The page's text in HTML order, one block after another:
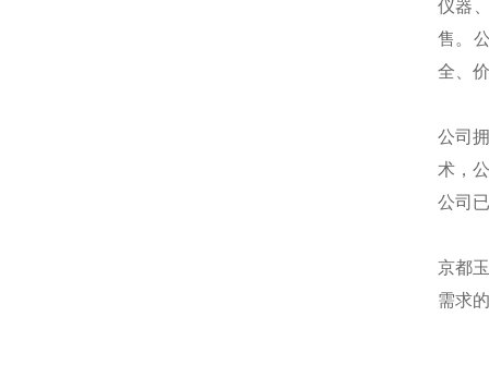
仪器
售。
全、
公司
术，
公司
京都
需求